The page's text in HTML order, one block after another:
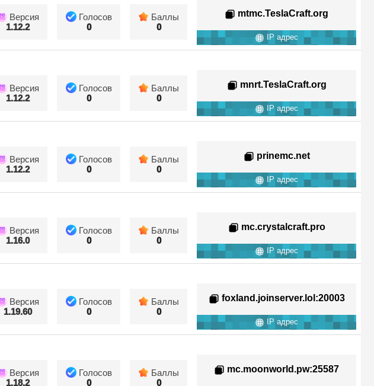
Версия
1.12.2
Голосов
0
Баллы
0
mtmc.TeslaCraft.org
IP адрес
Версия
1.12.2
Голосов
0
Баллы
0
mnrt.TeslaCraft.org
IP адрес
Версия
1.12.2
Голосов
0
Баллы
0
prinemc.net
IP адрес
Версия
1.16.0
Голосов
0
Баллы
0
mc.crystalcraft.pro
IP адрес
Версия
1.19.60
Голосов
0
Баллы
0
foxland.joinserver.lol :20003
IP адрес
Версия
1.18.2
Голосов
0
Баллы
0
mc.moonworld.pw:25587